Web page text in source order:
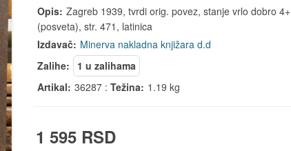
Opis: Zagreb 1939, tvrdi orig. povez, stanje vrlo dobro 4+
(posveta), str. 471, latinica
Izdavač: Minerva nakladna knjižara d.d
Zalihe:
1 u zalihama
Artikal: 36287 :Težina: 1.19 kg
1 595 RSD